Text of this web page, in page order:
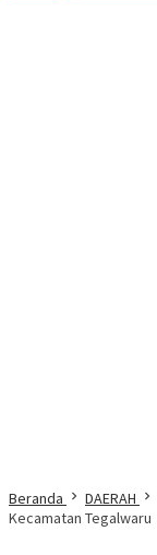
Beranda DAERAH
Kecamatan Tegalwaru